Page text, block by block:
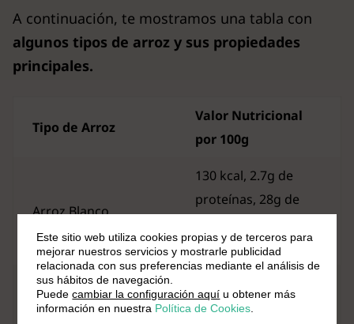
A continuación, te mostramos una tabla con
algunos tipos de arroz y sus propiedades
principales.
Tipo de Arroz
Valor Nutricional
por 100g
Arroz Blanco
130 kcal, 2.7g de
proteínas, 28g de
de fibra
proteínas, 23g de
Este sitio web utiliza cookies propias y de terceros para
mejorar nuestros servicios y mostrarle publicidad
relacionada con sus preferencias mediante el análisis de
sus hábitos de navegación.
Puedecambiar la configuración aquí u obtener más
información en nuestra Política de Cookies